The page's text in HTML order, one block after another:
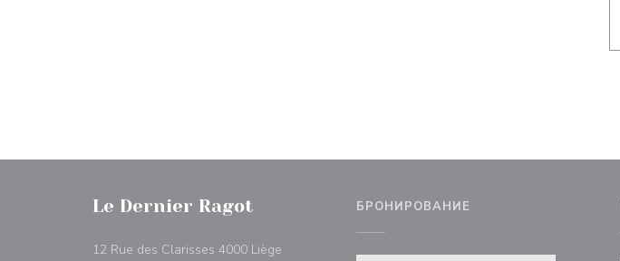
Le Dernier Ragot
12 Rue des Clarisses 4000 Liège
БРОНИРОВАНИЕ